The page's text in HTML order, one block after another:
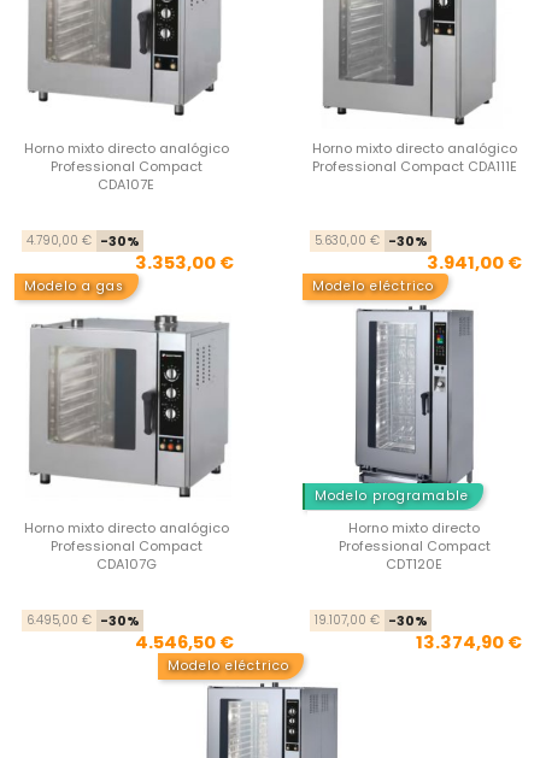
Horno mixto directo analógico
Professional Compact
CDA107E
Precio base
4.790,00 € -30%
3.353,00 €
Horno mixto directo analógico
Professional Compact CDA111E
5.630,00 € -30%
3.941,00 €
Modelo a gas
Horno mixto directo analógico
Professional Compact
CDA107G
Precio base
6.495,00 € -30%
4.546,50 €
Modelo eléctrico
Modelo programable
Horno mixto directo
Professional Compact
CDT120E
19.107,00 € -30%
13.374,90 €
Modelo eléctrico